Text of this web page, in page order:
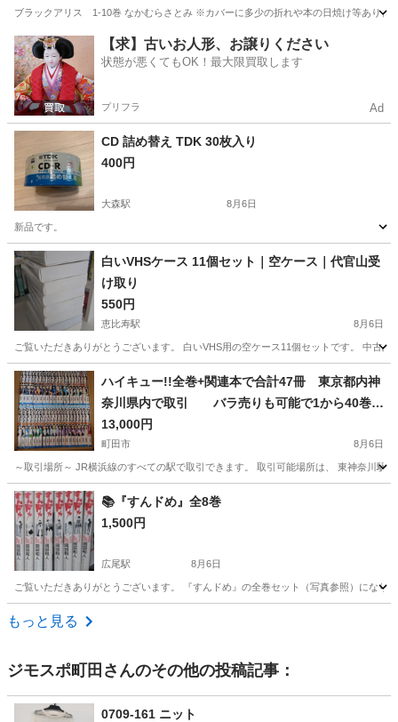
ブラックアリス 1-10巻 なかむらさとみ ※カバーに多少の折れや本の日焼け等ありま
東京 北区 志茂駅 マンガ、コミック、アニメ
【求】古いお人形、お譲りください
状態が悪くてもOK！最大限買取します
プリフラ Ad
CD 詰め替え TDK 30枚入り
400円
大森駅 8月6日
新品です。
東京 大田区
白いVHSケース 11個セット｜空ケース｜代官山受
け取り
550円
恵比寿駅 8月6日
ご覧いただきありがとうございます。 白いVHS用の空ケース11個セットです。 中古
東京 渋谷区 恵比寿駅 その他 VHS
ハイキュー!!全巻+関連本で合計47冊 東京都内神
奈川県内で取引 バラ売りも可能で1から40巻だ
け買いたいなどの場合、すこし値引きします
取引現場で、不要なマンガ全巻くださる場合は、
ハイキュー！！の値段を少し値引きできる場合も
あります。
13,000円
町田市 8月6日
～取引場所～ JR横浜線のすべての駅で取引できます。 取引可能場所は、
東京 町田市 マンガ、コミック、アニメ
📚『すんドめ』全8巻
1,500円
広尾駅 8月6日
ご覧いただきありがとうございます。 『すんドめ』の全巻セット（写真参照）にな
東京 港区
もっと見る
ジモスポ町田 さんのその他の投稿記事：
0709-161 ニット